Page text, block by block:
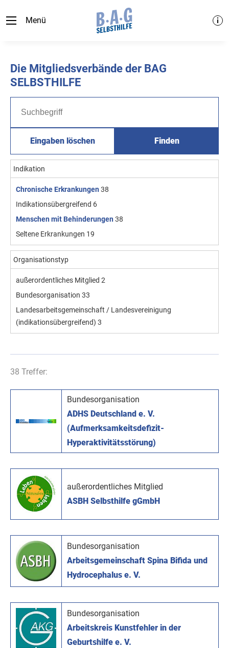
Menü
Die Mitgliedsverbände der BAG
SELBSTHILFE
Eingaben löschen Finden
Indikation
Chronische Erkrankungen 38
Indikationsübergreifend 6
Menschen mit Behinderungen 38
Seltene Erkrankungen 19
Organisationstyp
außerordentliches Mitglied 2
Bundesorganisation 33
Landesarbeitsgemeinschaft / Landesvereinigung
(indikationsübergreifend) 3
38 Treffer:
Bundesorganisation
ADHS Deutschland e. V.
(Aufmerksamkeitsdefizit-
Hyperaktivitätsstörung)
außerordentliches Mitglied
ASBH Selbsthilfe gGmbH
Bundesorganisation
Arbeitsgemeinschaft Spina Bifida und
Hydrocephalus e. V.
Bundesorganisation
Arbeitskreis Kunstfehler in der
Geburtshilfe e. V.